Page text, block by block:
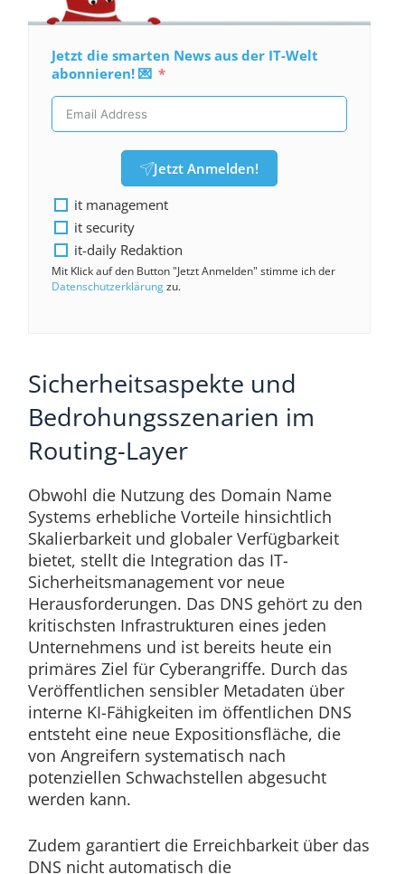
Jetzt die smarten News aus der IT-Welt
abonnieren! 💌
Jetzt Anmelden!
it management
it security
it-daily Redaktion
Mit Klick auf den Button "Jetzt Anmelden" stimme ich der
Datenschutzerklärungzu.
Sicherheitsaspekte und
Bedrohungsszenarien im
Routing-Layer
Obwohl die Nutzung des Domain Name
Systems erhebliche Vorteile hinsichtlich
Skalierbarkeit und globaler Verfügbarkeit
bietet, stellt die Integration das IT-
Sicherheitsmanagement vor neue
Herausforderungen. Das DNS gehört zu den
kritischsten Infrastrukturen eines jeden
Unternehmens und ist bereits heute ein
primäres Ziel für Cyberangriffe. Durch das
Veröffentlichen sensibler Metadaten über
interne KI-Fähigkeiten im öffentlichen DNS
entsteht eine neue Expositionsfläche, die
von Angreifern systematisch nach
potenziellen Schwachstellen abgesucht
werden kann.
Zudem garantiert die Erreichbarkeit über das
DNS nicht automatisch die